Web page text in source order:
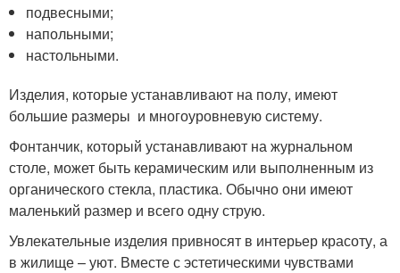
подвесными;
напольными;
настольными.
Изделия, которые устанавливают на полу, имеют
большие размеры и многоуровневую систему.
Фонтанчик, который устанавливают на журнальном
столе, может быть керамическим или выполненным из
органического стекла, пластика. Обычно они имеют
маленький размер и всего одну струю.
Увлекательные изделия привносят в интерьер красоту, а
в жилище – уют. Вместе с эстетическими чувствами